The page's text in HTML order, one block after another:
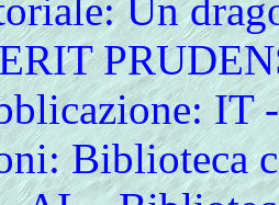
Un
Biblioteca